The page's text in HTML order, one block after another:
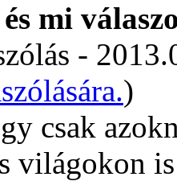
mi
-
)
csak
világokon